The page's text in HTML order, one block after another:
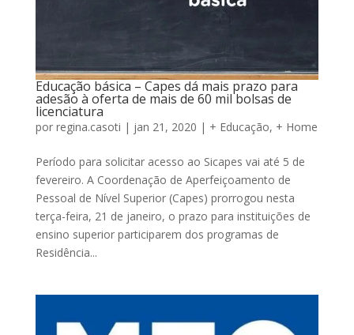
Educação básica – Capes dá mais prazo para
adesão à oferta de mais de 60 mil bolsas de
licenciatura
por regina.casoti | jan 21, 2020 | + Educação, + Home
Período para solicitar acesso ao Sicapes vai até 5 de
fevereiro. A Coordenação de Aperfeiçoamento de
Pessoal de Nível Superior (Capes) prorrogou nesta
terça-feira, 21 de janeiro, o prazo para instituições de
ensino superior participarem dos programas de
Residência...